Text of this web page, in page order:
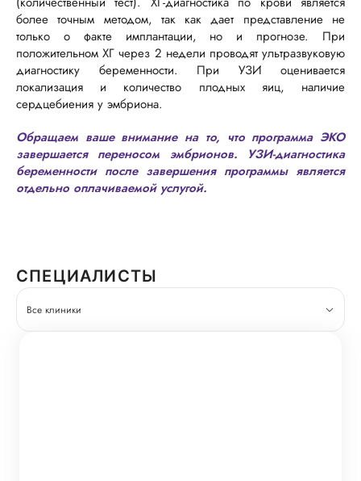
более точным методом, так как дает представление не
только о факте имплантации, но и прогнозе. При
положительном ХГ через 2 недели проводят ультразвуковую
диагностику беременности. При УЗИ оценивается
локализация и количество плодных яиц, наличие
сердцебиения у эмбриона.
Обращаем ваше внимание на то, что программа ЭКО
завершается переносом эмбрионов. УЗИ-диагностика
беременности после завершения программы является
отдельно оплачиваемой услугой.
СПЕЦИАЛИСТЫ
Все клиники